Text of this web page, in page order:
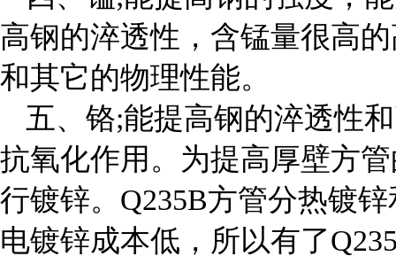
高钢的淬透性，含锰量很高
和其它的物理性能。
五、铬;能提高钢的淬透性
抗氧化作用。为提高厚壁方
行镀锌。Q235B方管分热镀
电镀锌成本低，所以有了